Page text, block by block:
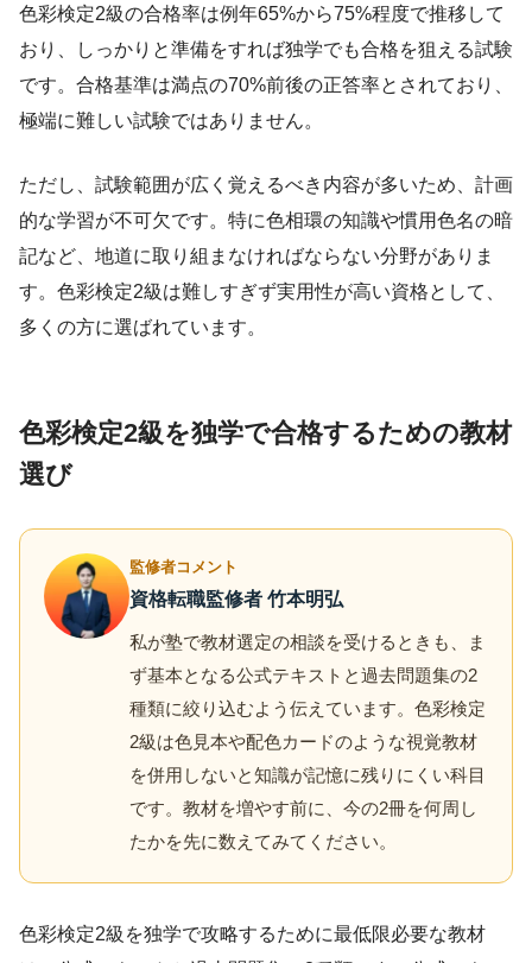
色彩検定2級の合格率は例年65%から75%程度で推移して
おり、しっかりと準備をすれば独学でも合格を狙える試験
です。合格基準は満点の70%前後の正答率とされており、
極端に難しい試験ではありません。
ただし、試験範囲が広く覚えるべき内容が多いため、計画
的な学習が不可欠です。特に色相環の知識や慣用色名の暗
記など、地道に取り組まなければならない分野がありま
す。色彩検定2級は難しすぎず実用性が高い資格として、
多くの方に選ばれています。
色彩検定2級を独学で合格するための教材
選び
監修者コメント
資格転職監修者 竹本明弘
私が塾で教材選定の相談を受けるときも、ま
ず基本となる公式テキストと過去問題集の2
種類に絞り込むよう伝えています。色彩検定
2級は色見本や配色カードのような視覚教材
を併用しないと知識が記憶に残りにくい科目
です。教材を増やす前に、今の2冊を何周し
たかを先に数えてみてください。
色彩検定2級を独学で攻略するために最低限必要な教材